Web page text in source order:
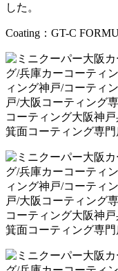
した。
Coating：GT-C